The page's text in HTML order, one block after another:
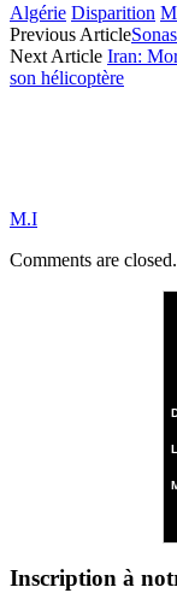
Algérie Disparition
Previous Article
Next Article Iran:
son hélicoptère
M.I
Comments are closed.
Inscription à